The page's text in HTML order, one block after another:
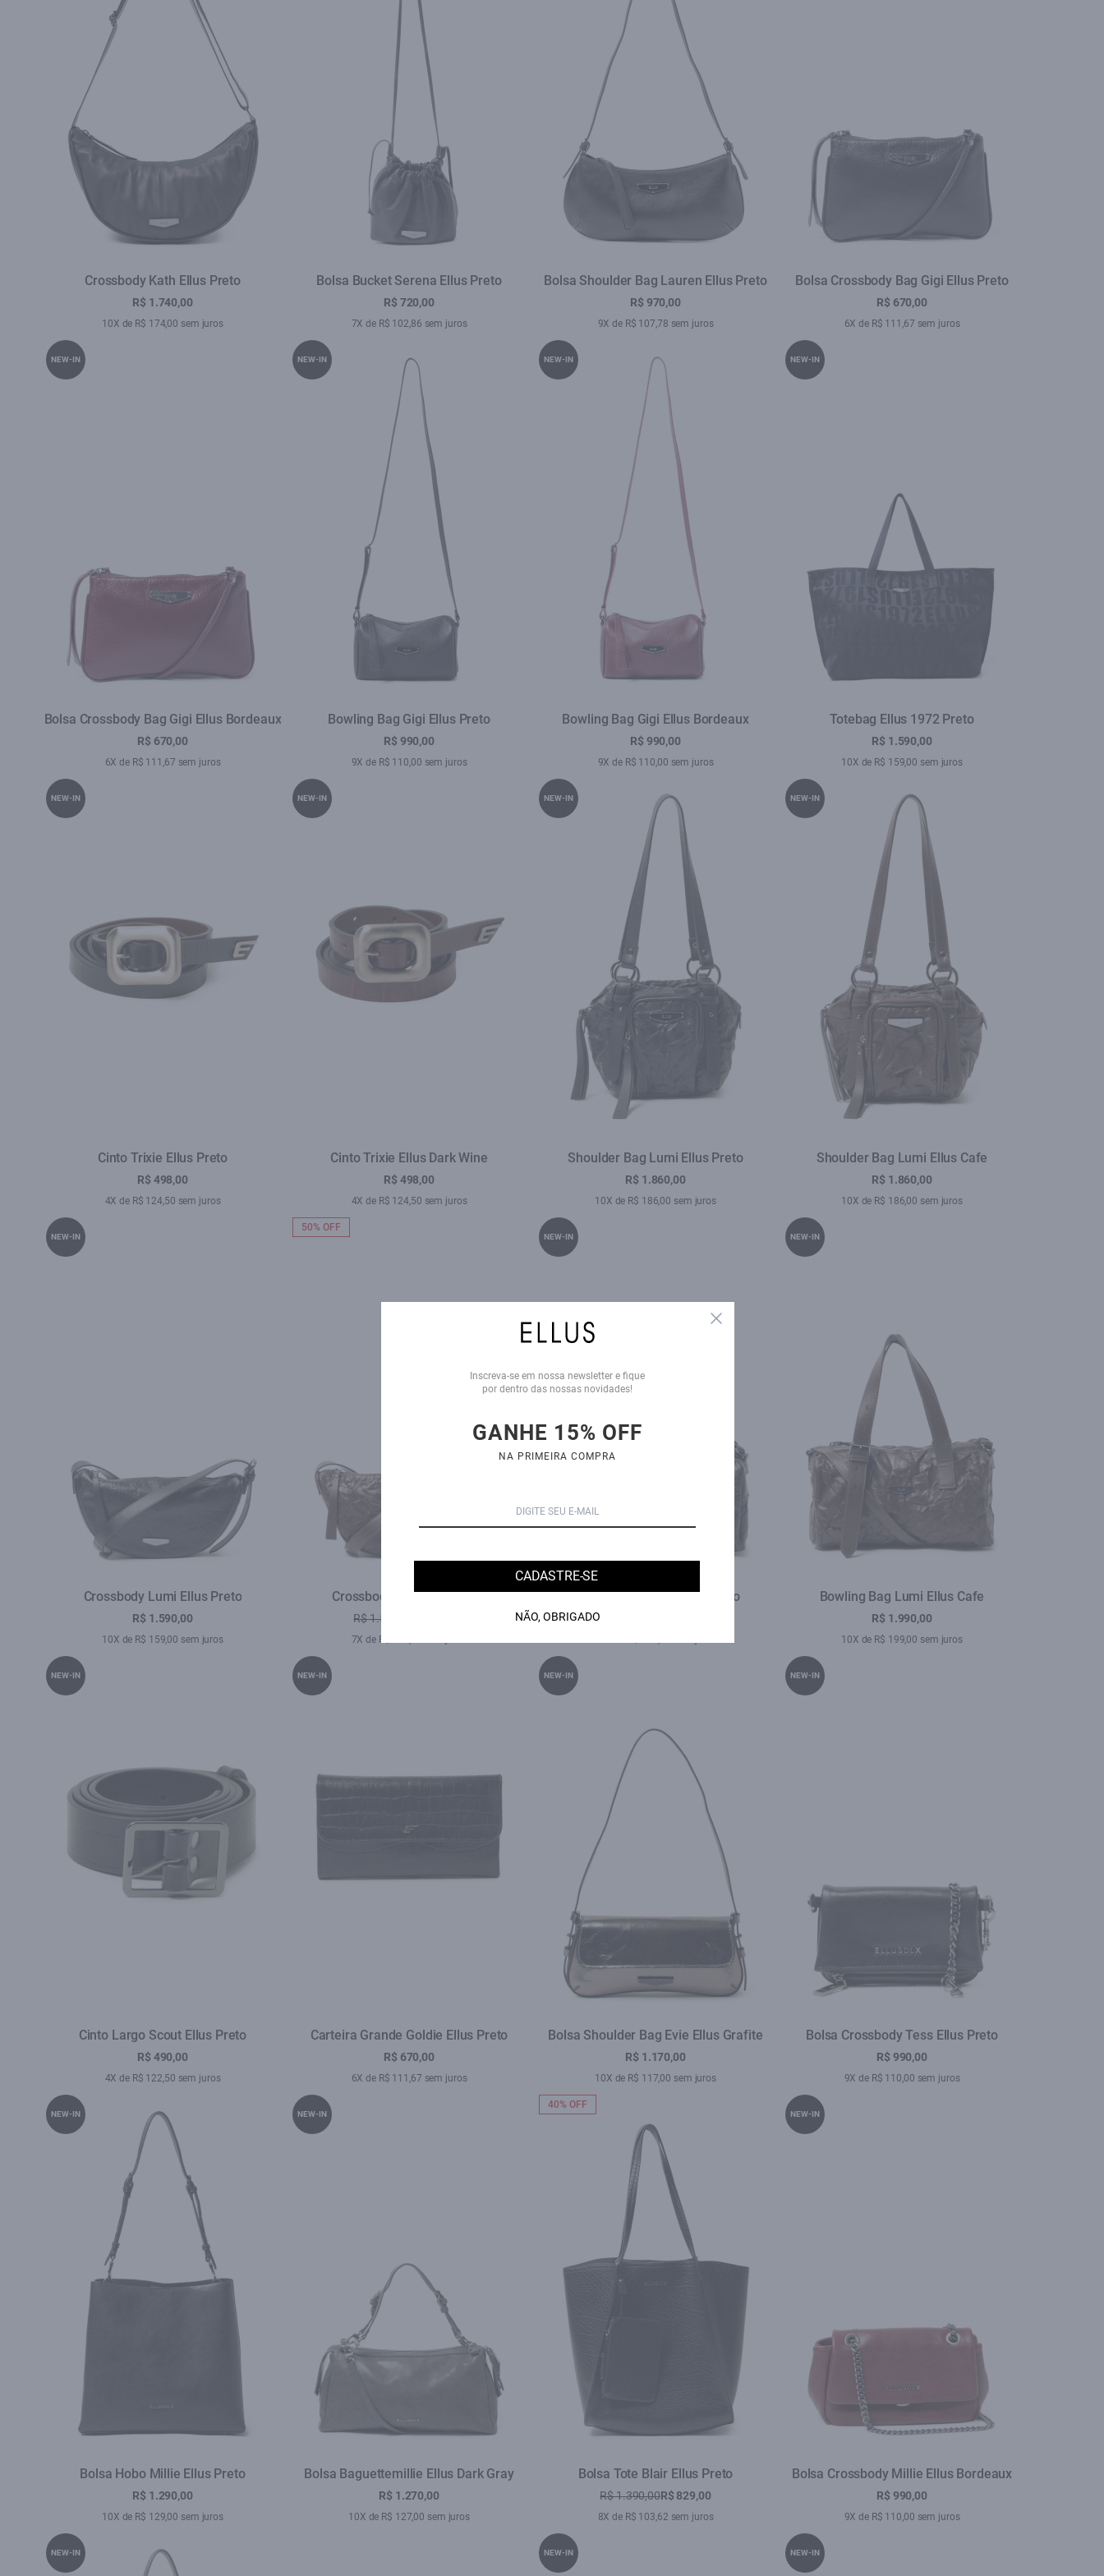
Crossbody Kath Ellus Preto
R$ 1.740,00
10X de R$ 174,00 sem juros
Bolsa Bucket Serena Ellus Preto
R$ 720,00
7X de R$ 102,86 sem juros
Bolsa Shoulder Bag Lauren Ellus Preto
R$ 970,00
9X de R$ 107,78 sem juros
Bolsa Crossbody Bag Gigi Ellus Preto
R$ 670,00
6X de R$ 111,67 sem juros
Bolsa Crossbody Bag Gigi Ellus Bordeaux
R$ 670,00
6X de R$ 111,67 sem juros
NEW-IN
Bowling Bag Gigi Ellus Preto
R$ 990,00
9X de R$ 110,00 sem juros
NEW-IN
Bowling Bag Gigi Ellus Bordeaux
R$ 990,00
9X de R$ 110,00 sem juros
NEW-IN
Totebag Ellus 1972 Preto
R$ 1.590,00
10X de R$ 159,00 sem juros
NEW-IN
Cinto Trixie Ellus Preto
R$ 498,00
4X de R$ 124,50 sem juros
NEW-IN
Cinto Trixie Ellus Dark Wine
R$ 498,00
4X de R$ 124,50 sem juros
NEW-IN
Shoulder Bag Lumi Ellus Preto
R$ 1.860,00
10X de R$ 186,00 sem juros
NEW-IN
Shoulder Bag Lumi Ellus Cafe
R$ 1.860,00
10X de R$ 186,00 sem juros
NEW-IN
Crossbody Lumi Ellus Preto
R$ 1.590,00
10X de R$ 159,00 sem juros
NEW-IN
Crossbody Lumi Ellus Cafe
R$ 1.590,00
7X de R$ 114,00 sem juros
50% OFF
Bowling Bag Lumi Ellus Preto
NEW-IN
Bowling Bag Lumi Ellus Cafe
R$ 1.990,00
10X de R$ 199,00 sem juros
NEW-IN
Cinto Largo Scout Ellus Preto
R$ 490,00
4X de R$ 122,50 sem juros
NEW-IN
Carteira Grande Goldie Ellus Preto
R$ 670,00
6X de R$ 111,67 sem juros
NEW-IN
Bolsa Shoulder Bag Evie Ellus Grafite
R$ 1.170,00
10X de R$ 117,00 sem juros
NEW-IN
Bolsa Crossbody Tess Ellus Preto
R$ 990,00
9X de R$ 110,00 sem juros
NEW-IN
Bolsa Hobo Millie Ellus Preto
R$ 1.290,00
10X de R$ 129,00 sem juros
NEW-IN
Bolsa Baguettemillie Ellus Dark Gray
R$ 1.270,00
10X de R$ 127,00 sem juros
NEW-IN
Bolsa Tote Blair Ellus Preto
R$ 1.390,00R$ 829,00
8X de R$ 103,62 sem juros
40% OFF
Bolsa Crossbody Millie Ellus Bordeaux
R$ 990,00
9X de R$ 110,00 sem juros
NEW-IN
NEW-IN NEW-IN NEW-IN
Close
Inscreva-se em nossa newsletter e fique
por dentro das nossas novidades!
GANHE 15% OFF
NA PRIMEIRA COMPRA
CADASTRE-SE
NÃO, OBRIGADO